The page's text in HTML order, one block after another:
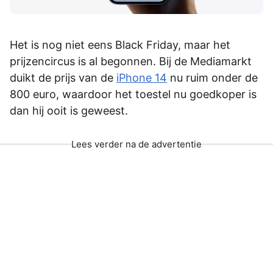
Het is nog niet eens Black Friday, maar het
prijzencircus is al begonnen. Bij de Mediamarkt
duikt de prijs van de iPhone 14 nu ruim onder de
800 euro, waardoor het toestel nu goedkoper is
dan hij ooit is geweest.
Lees verder na de advertentie